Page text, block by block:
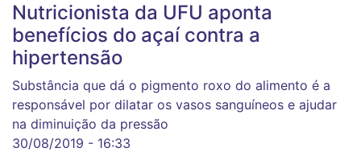
Nutricionista da UFU aponta
benefícios do açaí contra a
hipertensão
Substância que dá o pigmento roxo do alimento é a
responsável por dilatar os vasos sanguíneos e ajudar
na diminuição da pressão
30/08/2019 - 16:33